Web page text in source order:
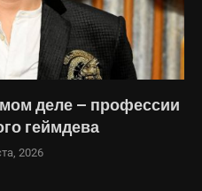
деле — профессии
геймдева
2026